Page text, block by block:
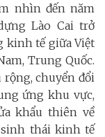
nhìn đến năm
Lào Cai trở
kinh tế giữa Việt
Trung Quốc.
chuyển đổi
ứng khu vực,
khẩu thiên về
sinh thái kinh tế